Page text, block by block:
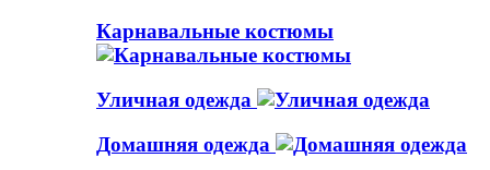
Карнавальные костюмы
Уличная одежда
Домашняя одежда